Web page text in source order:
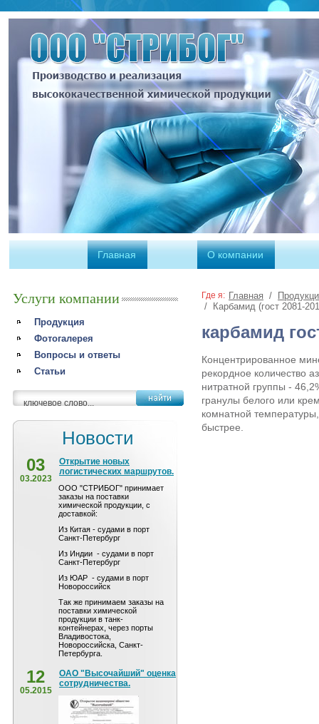
Главная О компании
Услуги компании
Продукция
Фотогалерея
Вопросы и ответы
Статьи
Новости
03
03.2023
Открытие новых
логистических маршрутов.
ООО "СТРИБОГ" принимает
заказы на поставки
химической продукции, с
доставкой:
Из Китая - судами в порт
Санкт-Петербург
Из Индии - судами в порт
Санкт-Петербург
Из ЮАР - судами в порт
Новороссийск
Так же принимаем заказы на
поставки химической
продукции в танк-
контейнерах, через порты
Владивостока,
Новороссийска, Санкт-
Петербурга.
12
05.2015
ОАО "Высочайший" оценка
сотрудничества.
Где я: Главная /
/
Карбамид (гост 2081-
карбамид
Концентрированное
рекордное количество
нитратной группы -
гранулы белого или
комнатной
быстрее.